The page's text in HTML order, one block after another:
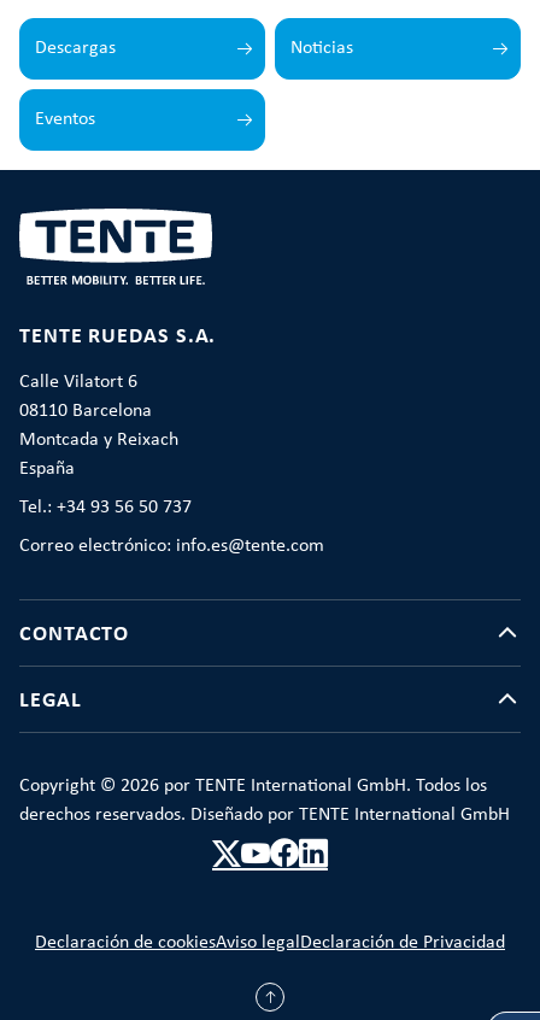
Descargas Noticias
Eventos
TENTE RUEDAS S.A.
Calle Vilatort 6
08110 Barcelona
Montcada y Reixach
España
Tel.: +34 93 56 50 737
Correo electrónico: info.es@tente.com
CONTACTO
LEGAL
Copyright © 2026 por TENTE International GmbH. Todos los
derechos reservados. Diseñado por TENTE International GmbH
Declaración de cookiesAviso legal Declaración de Privacidad